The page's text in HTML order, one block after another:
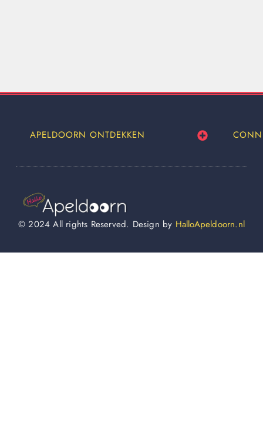
APELDOORN ONTDEKKEN
© 2024 All rights Reserved. Design by HalloApeldoorn.nl